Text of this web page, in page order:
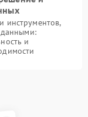
инструментов,
данными:
и